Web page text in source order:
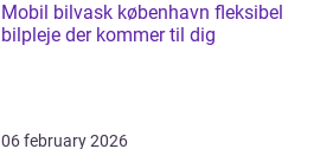
Mobil bilvask københavn fleksibel
bilpleje der kommer til dig
06 february 2026